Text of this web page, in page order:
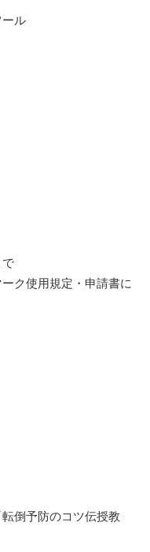
ル
使用規定・申請書に
倒予防のコツ伝授教